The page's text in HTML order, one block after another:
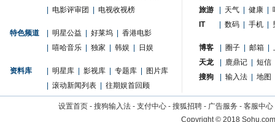
电影评审团 电视收视榜
特色频道 明星公益 好莱坞
香港电影
嘻哈音乐 独家 韩娱 日娱
资料库 明星库 影视库 专题库
图片库
滚动新闻列表 往期娱首回顾
旅游
天气 健康
IT
数码 手机
博客 圈子 邮箱
天龙
鹿鼎记
短信
搜狗
输入法 地图
设置首页 - 搜狗输入法 - 支付中心 - 搜狐招聘 - 广告服务 - 客服中心
Copyright©2018